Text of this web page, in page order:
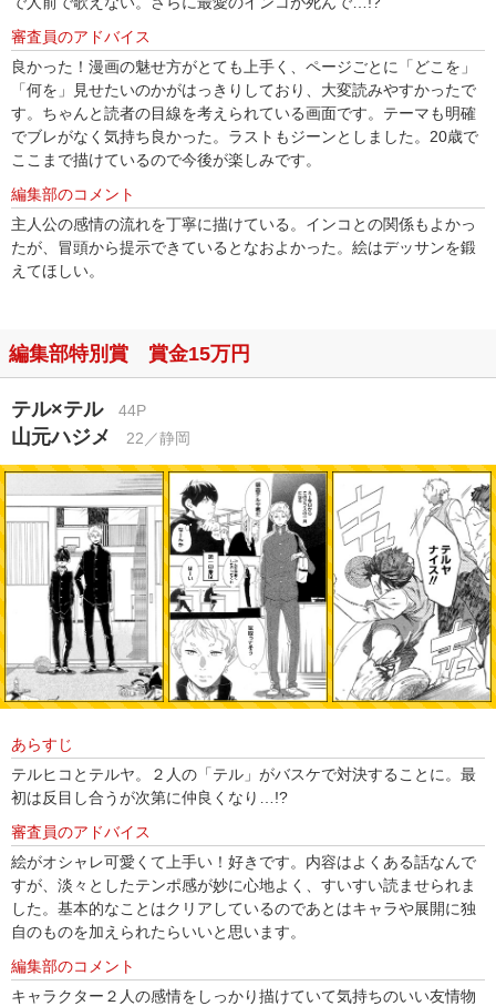
審査員のアドバイス
良かった！漫画の魅せ方がとても上手く、ページごとに「どこを」
「何を」見せたいのかがはっきりしており、大変読みやすかったで
す。ちゃんと読者の目線を考えられている画面です。テーマも明確
でブレがなく気持ち良かった。ラストもジーンとしました。20歳で
ここまで描けているので今後が楽しみです。
編集部のコメント
主人公の感情の流れを丁寧に描けている。インコとの関係もよかっ
たが、冒頭から提示できているとなおよかった。絵はデッサンを鍛
えてほしい。
編集部特別賞 賞金15万円
テル×テル44P
山元ハジメ 22／静岡
あらすじ
テルヒコとテルヤ。２人の「テル」がバスケで対決することに。最
初は反目し合うが次第に仲良くなり…!?
審査員のアドバイス
絵がオシャレ可愛くて上手い！好きです。内容はよくある話なんで
すが、淡々としたテンポ感が妙に心地よく、すいすい読ませられま
した。基本的なことはクリアしているのであとはキャラや展開に独
自のものを加えられたらいいと思います。
編集部のコメント
キャラクター２人の感情をしっかり描けていて気持ちのいい友情物